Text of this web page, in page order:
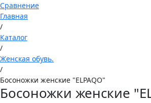
Сравнение
Главная
/
Каталог
/
Женская обувь.
/
Босоножки женские "ELPAQO"
Босоножки женские